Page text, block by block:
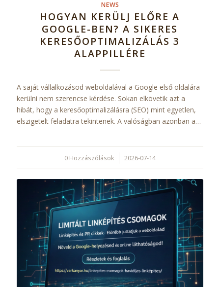
NEWS
HOGYAN KERÜLJ ELŐRE A
GOOGLE-BEN? A SIKERES
KERESŐOPTIMALIZÁLÁS 3
ALAPPILLÉRE
A saját vállalkozásod weboldalával a Google első oldalára
kerülni nem szerencse kérdése. Sokan elkövetik azt a
hibát, hogy a keresőoptimalizálásra (SEO) mint egyetlen,
elszigetelt feladatra tekintenek. A valóságban azonban a…
0 Hozzászólások
/ 2026-07-14